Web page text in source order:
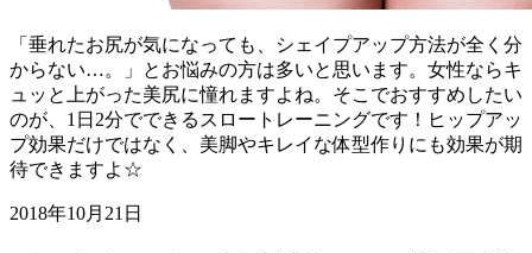
「垂れたお尻が気になっても、シェイプアップ方法が全く分
からない…。」とお悩みの方は多いと思います。女性ならキ
ュッと上がった美尻に憧れますよね。そこでおすすめしたい
のが、1日2分でできるスロートレーニングです！ヒップアッ
プ効果だけではなく、美脚やキレイな体型作りにも効果が期
待できますよ☆
2018年10月21日